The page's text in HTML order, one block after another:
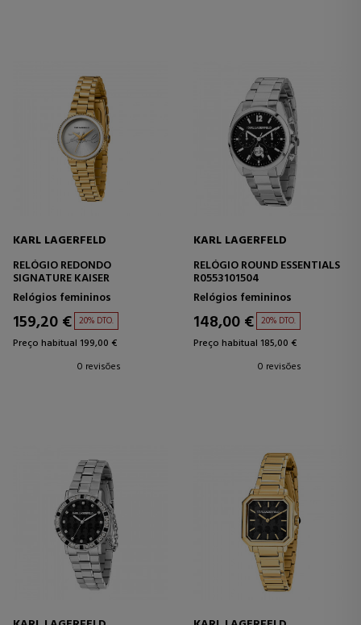
KARL LAGERFELD
RELÓGIO REDONDO
SIGNATURE KAISER
Relógios femininos
159,20 € 20% DTO.
Preço habitual 199,00 €
0 revisões
KARL LAGERFELD
RELÓGIO ROUND ESSENTIALS
R0553101504
Relógios femininos
148,00 € 20% DTO.
Preço habitual 185,00 €
0 revisões